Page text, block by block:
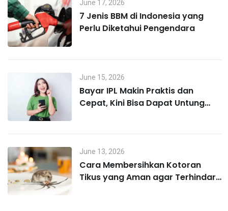
June 17, 2026
7 Jenis BBM di Indonesia yang
Perlu Diketahui Pengendara
June 15, 2026
Bayar IPL Makin Praktis dan
Cepat, Kini Bisa Dapat Untung
June 13, 2026
Cara Membersihkan Kotoran
Tikus yang Aman agar Terhindar